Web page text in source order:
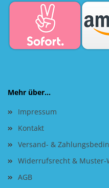
Mehr über...
Impressum
Kontakt
Versand- &
Widerrufsrecht &
AGB